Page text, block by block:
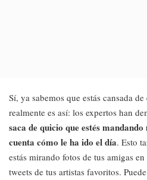
Sí, ya sabemos que estás cansada
realmente es así: los expertos han
saca de quicio que estés
cuenta cómo le ha ido el día. Esto
estás mirando fotos de tus amigas
tweets de tus artistas favoritos.